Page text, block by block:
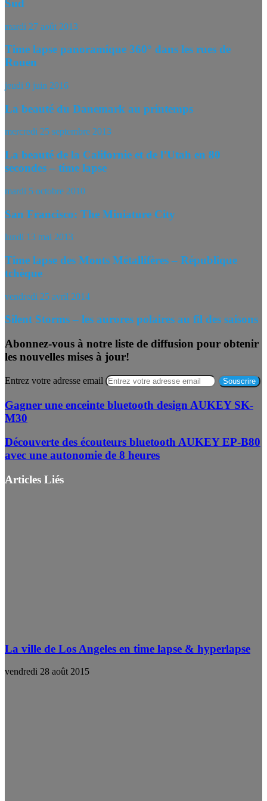
Sud
mardi 27 août 2013
Time lapse panoramique 360° dans les rues de
Rouen
jeudi 9 juin 2016
La beauté du Danemark au printemps
mercredi 25 septembre 2013
La beauté de la Californie et de l’Utah en 80
secondes – time lapse
mardi 5 octobre 2010
San Francisco: The Miniature City
lundi 13 mai 2013
Time lapse des Monts Métallifères – République
tchèque
vendredi 25 avril 2014
Silent Storms – les aurores polaires au fil des saisons
Abonnez-vous à notre liste de diffusion pour obtenir
les nouvelles mises à jour!
Entrez votre adresse email
Gagner une enceinte bluetooth design AUKEY SK-
M30
Découverte des écouteurs bluetooth AUKEY EP-B80
avec une autonomie de 8 heures
Articles Liés
La ville de Los Angeles en time lapse & hyperlapse
vendredi 28 août 2015